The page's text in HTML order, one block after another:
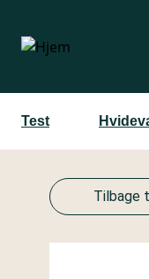
hovedindhold
Test
Tilbage